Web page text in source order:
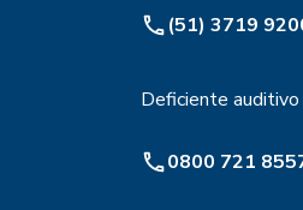
(51) 3719
Deficiente auditivo
0800 721